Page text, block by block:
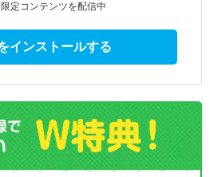
定コンテンツを配信中
インストールする